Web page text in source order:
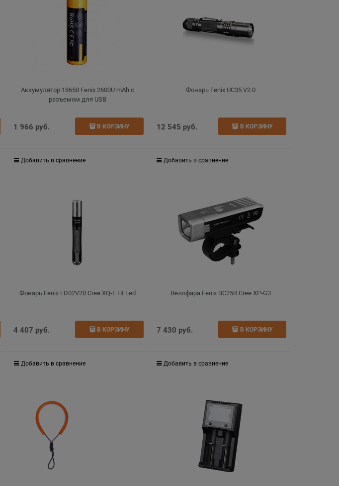
Аккумулятор 18650 Fenix 2600U mAh с
разъемом для USB
1 966 руб. В КОРЗИНУ
Добавить в сравнение
Фонарь Fenix UC35 V2.0
12 545 руб. В КОРЗИНУ
Добавить в сравнение
Фонарь Fenix LD02V20 Cree XQ-E HI Led
4 407 руб. В КОРЗИНУ
Добавить в сравнение
Велофара Fenix BC25R Cree XP-G3
7 430 руб. В КОРЗИНУ
Добавить в сравнение